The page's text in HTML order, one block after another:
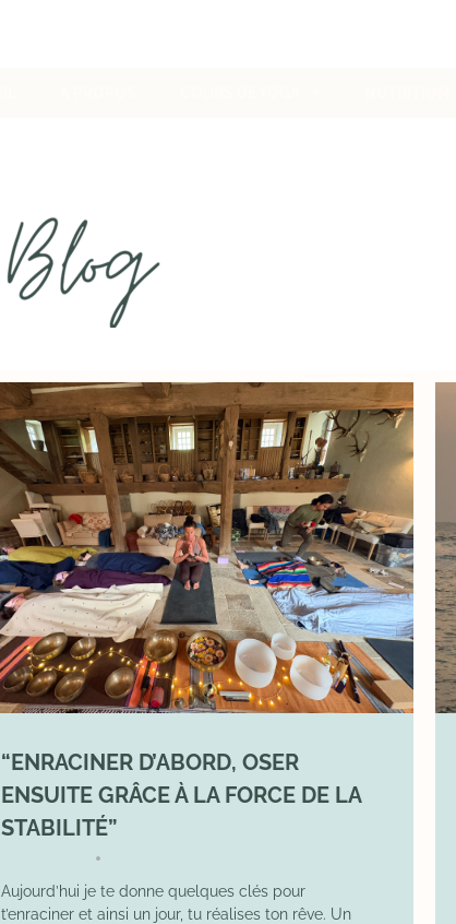
“ENRACINER D’ABORD, OSER
ENSUITE GRÂCE À LA FORCE DE LA
STABILITÉ”
•
Aujourd’hui je te donne quelques clés pour
t’enraciner et ainsi un jour, tu réalises ton rêve. Un